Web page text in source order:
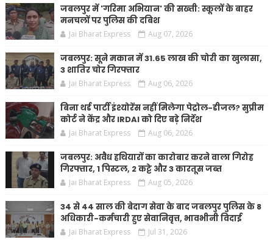
जबलपुर में 'गरिमा अभियान' की सख्ती: स्कूलों के बाहर
मनचलों पर पुलिस की दबिश
Jai Bharat Express Aug 07, 2026
जबलपुर: सूने मकान में 31.65 लाख की चोरी का खुलासा,
3 शातिर चोर गिरफ्तार
Jai Bharat Express Aug 06, 2026
बिना थर्ड पार्टी इंश्योरेंस नहीं मिलेगा पेट्रोल-डीजल? सुप्रीम
कोर्ट ने केंद्र और IRDAI को दिए बड़े निर्देश
Jai Bharat Express Aug 06, 2026
जबलपुर: अवैध हथियारों का कारोबार करने वाला गिरोह
गिरफ्तार, 1 पिस्टल, 2 कट्टे और 3 कारतूस जब्त
Jai Bharat Express Aug 05, 2026
34 से 44 साल की बेदाग सेवा के बाद जबलपुर पुलिस के 8
अधिकारी-कर्मचारी हुए सेवानिवृत्त, भावभीनी विदाई
Jai Bharat Express Jul 31, 2026